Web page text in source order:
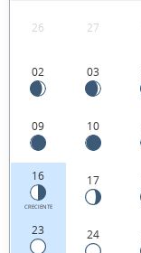
26 27
02 03
09 10
16
CRECIENTE
17
23 24